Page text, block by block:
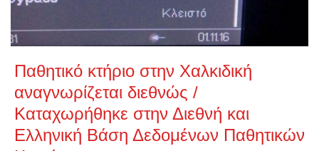
Παθητικό κτήριο στην Χαλκιδική
αναγνωρίζεται διεθνώς /
Καταχωρήθηκε στην Διεθνή και
Ελληνική Βάση Δεδομένων Παθητικών